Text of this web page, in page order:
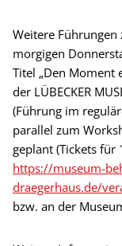
Weitere Führungen
morgigen
Titel „Den Moment
der LÜBECKER
(Führung im
parallel zum
geplant (Tickets für
https://museum-
draegerhaus.de/
bzw. an der